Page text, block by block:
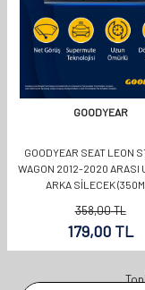
GOODYEAR
GOODYEAR SEAT LEON
WAGON 2012-2020 ARASI
ARKA SILECEK
358,00TL
179,00 TL